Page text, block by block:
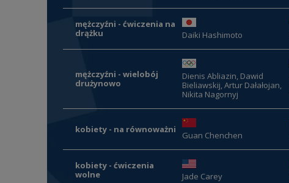
mężczyźni - ćwiczenia na
drążku
Daiki Hashimoto
mężczyźni - wielobój
drużynowo
Dienis Abliazin, Dawid
Bieliawskij, Artur Dałałojan,
Nikita Nagornyj
kobiety - na równoważni
Guan Chenchen
kobiety - ćwiczenia
wolne
Jade Carey